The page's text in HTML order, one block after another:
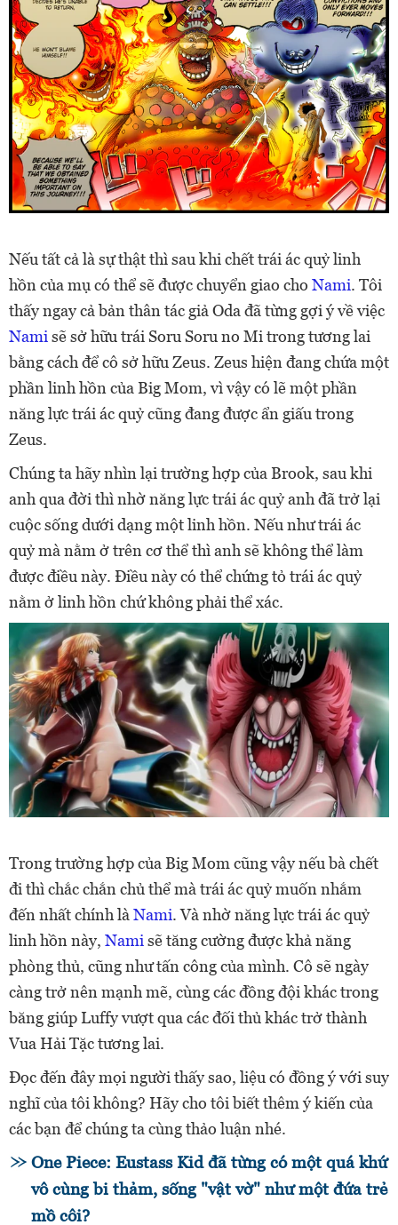
Nếu tất cả là sự thật thì sau khi chết trái ác quỷ linh
hồn của mụ có thể sẽ được chuyển giao cho Nami. Tôi
thấy ngay cả bản thân tác giả Oda đã từng gợi ý về việc
Nami sẽ sở hữu trái Soru Soru no Mi trong tương lai
bằng cách để cô sở hữu Zeus. Zeus hiện đang chứa một
phần linh hồn của Big Mom, vì vậy có lẽ một phần
năng lực trái ác quỷ cũng đang được ẩn giấu trong
Zeus.
Chúng ta hãy nhìn lại trường hợp của Brook, sau khi
anh qua đời thì nhờ năng lực trái ác quỷ anh đã trở lại
cuộc sống dưới dạng một linh hồn. Nếu như trái ác
quỷ mà nằm ở trên cơ thể thì anh sẽ không thể làm
được điều này. Điều này có thể chứng tỏ trái ác quỷ
nằm ở linh hồn chứ không phải thể xác.
Trong trường hợp của Big Mom cũng vậy nếu bà chết
đi thì chắc chắn chủ thể mà trái ác quỷ muốn nhắm
đến nhất chính là Nami. Và nhờ năng lực trái ác quỷ
linh hồn này, Nami sẽ tăng cường được khả năng
phòng thủ, cũng như tấn công của mình. Cô sẽ ngày
càng trở nên mạnh mẽ, cùng các đồng đội khác trong
băng giúp Luffy vượt qua các đối thủ khác trở thành
Vua Hải Tặc tương lai.
Đọc đến đây mọi người thấy sao, liệu có đồng ý với suy
nghĩ của tôi không? Hãy cho tôi biết thêm ý kiến của
các bạn để chúng ta cùng thảo luận nhé.
One Piece: Eustass Kid đã từng có một quá khứ
vô cùng bi thảm, sống "vật vờ" như một đứa trẻ
mồ côi?